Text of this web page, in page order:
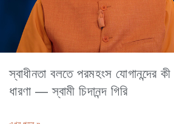
স্বাধীনতা বলতে পরমহংস যোগানন্দের কী
ধারণা — স্বামী চিদানন্দ গিরি